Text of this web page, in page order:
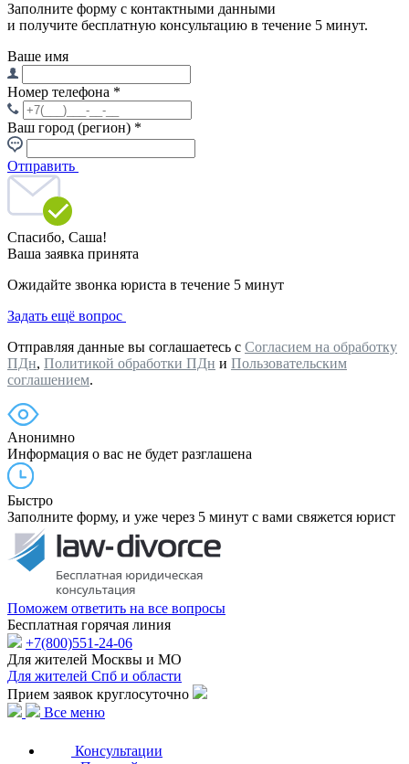
Заполните форму с контактными данными
и получите бесплатную консультацию в течение 5 минут.
Ваше имя
Номер телефона *
Ваш город (регион) *
Отправить
Спасибо, Саша!
Ваша заявка принята
Ожидайте звонка юриста в течение 5 минут
Задать ещё вопрос
Отправляя данные вы соглашаетесь с Согласием на обработку
ПДн, Политикой обработки ПДн и Пользовательским
соглашением.
Анонимно
Информация о вас не будет разглашена
Быстро
Заполните форму, и уже через 5 минут с вами свяжется юрист
Поможем ответить на все вопросы
Бесплатная горячая линия
+7(800)551-24-06
Для жителей Москвы и МО
Для жителей Спб и области
Прием заявок круглосуточно
Все меню
Консультации